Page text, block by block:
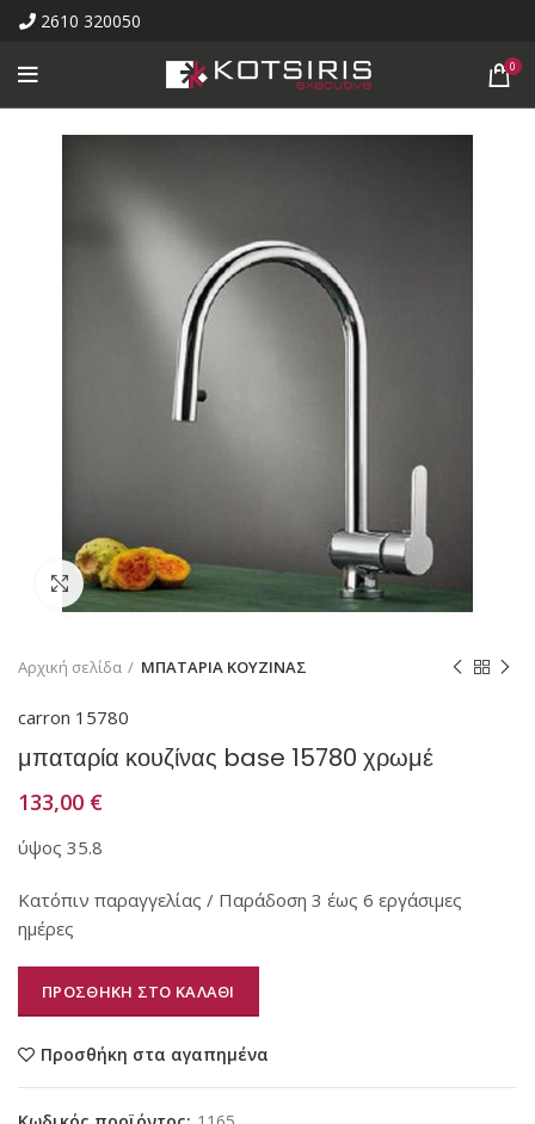
2610 320050
0
Κάντε κλικ για μεγέθυνση
Αρχική σελίδα ΜΠΑΤΑΡΙΑ ΚΟΥΖΙΝΑΣ
carron 15780
μπαταρία κουζίνας base 15780 χρωμέ
133,00 €
ύψος 35.8
Κατόπιν παραγγελίας / Παράδοση 3 έως 6 εργάσιμες
ημέρες
ΠΡΟΣΘΗΚΗ ΣΤΟ ΚΑΛΑΘΙ
Προσθήκη στα αγαπημένα